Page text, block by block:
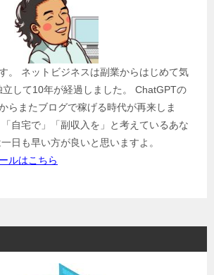
。 ネットビジネスは副業からはじめて気
して10年が経過しました。 ChatGPTの
らまたブログで稼げる時代が再来しま
自宅で」「副収入を」と考えているあな
日も早い方が良いと思いますよ。
ルはこちら